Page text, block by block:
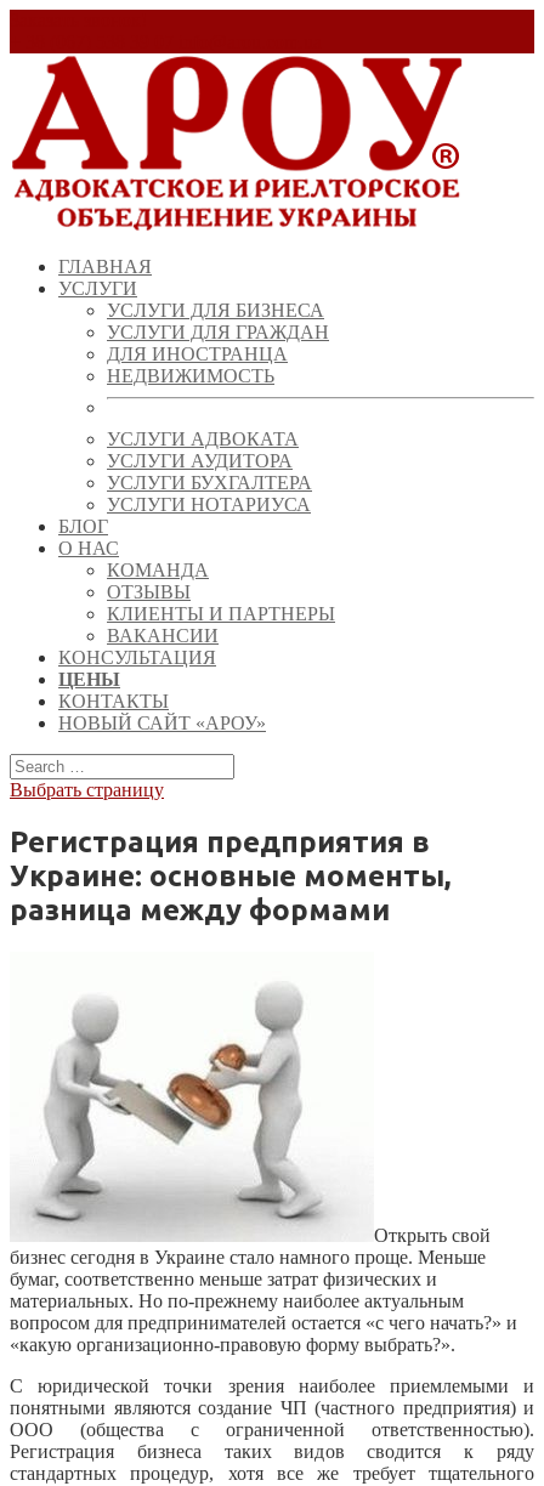
ГЛАВНАЯ
УСЛУГИ
УСЛУГИ ДЛЯ БИЗНЕСА
УСЛУГИ ДЛЯ ГРАЖДАН
ДЛЯ ИНОСТРАНЦА
НЕДВИЖИМОСТЬ
УСЛУГИ АДВОКАТА
УСЛУГИ АУДИТОРА
УСЛУГИ БУХГАЛТЕРА
УСЛУГИ НОТАРИУСА
БЛОГ
О НАС
КОМАНДА
ОТЗЫВЫ
КЛИЕНТЫ И ПАРТНЕРЫ
ВАКАНСИИ
КОНСУЛЬТАЦИЯ
ЦЕНЫ
КОНТАКТЫ
НОВЫЙ САЙТ «АРОУ»
Выбрать страницу
Регистрация предприятия в
Украине: основные моменты,
разница между формами
Открыть свой
бизнес сегодня в Украине стало намного проще. Меньше
бумаг, соответственно меньше затрат физических и
материальных. Но по-прежнему наиболее актуальным
вопросом для предпринимателей остается «с чего начать?» и
«какую организационно-правовую форму выбрать?».
С юридической точки зрения наиболее приемлемыми и
понятными являются создание ЧП (частного предприятия) и
ООО (общества с ограниченной ответственностью).
Регистрация бизнеса таких видов сводится к ряду
стандартных процедур, хотя все же требует тщательного